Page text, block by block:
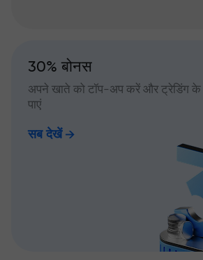
30% बोनस
अपने खाते को टॉप-अप करें और ट्रेडिंग के
पाएं
सब देखें